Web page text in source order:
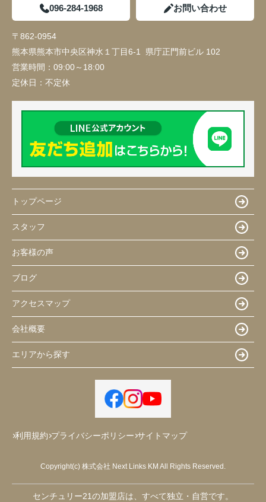
096-284-1968 お問い合わせ
〒862-0954
熊本県熊本市中央区神水１丁目6-1 県庁正門前ビル 102
営業時間： 09:00～18:00
定休日： 不定休
トップページ
スタッフ
お客様の声
ブログ
アクセスマップ
会社概要
エリアから探す
利用規約 プライバシーポリシー サイトマップ
Copyright(c) 株式会社 Next Links KM All Rights Reserved.
センチュリー21の加盟店は、すべて独立・自営です。